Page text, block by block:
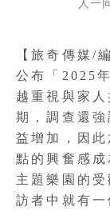
人一
【旅奇傳媒/
公布「2025
越重視與家
期，調查還
益增加，因
點的興奮感
主題樂園的
訪者中就有一